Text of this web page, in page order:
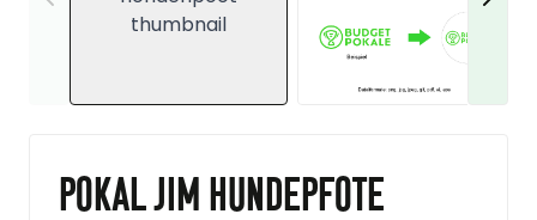
Pokal Jim Hundepfote